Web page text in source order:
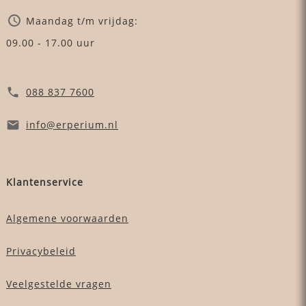
Maandag t/m vrijdag:
09.00 - 17.00 uur
088 837 7600
info@erperium.nl
Klantenservice
Algemene voorwaarden
Privacybeleid
Veelgestelde vragen